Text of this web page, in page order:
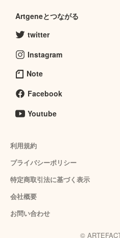
Artgeneとつながる
twitter
Instagram
Note
Facebook
Youtube
利用規約
プライバシーポリシー
特定商取引法に基づく表示
会社概要
お問い合わせ
©